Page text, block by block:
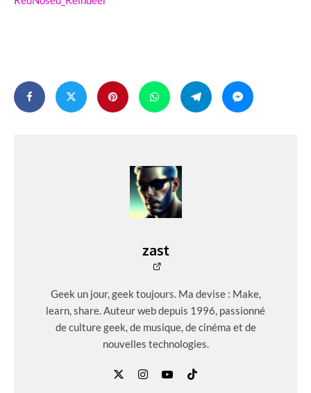
zast
Geek un jour, geek toujours. Ma devise : Make,
learn, share. Auteur web depuis 1996, passionné
de culture geek, de musique, de cinéma et de
nouvelles technologies.